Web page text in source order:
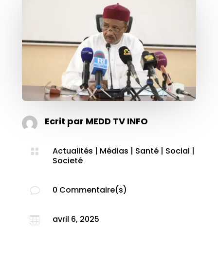
Ecrit par MEDD TV INFO
 Actualités | Médias | Santé| Social |
Societé
v 0 Commentaire(s)
 avril 6, 2025